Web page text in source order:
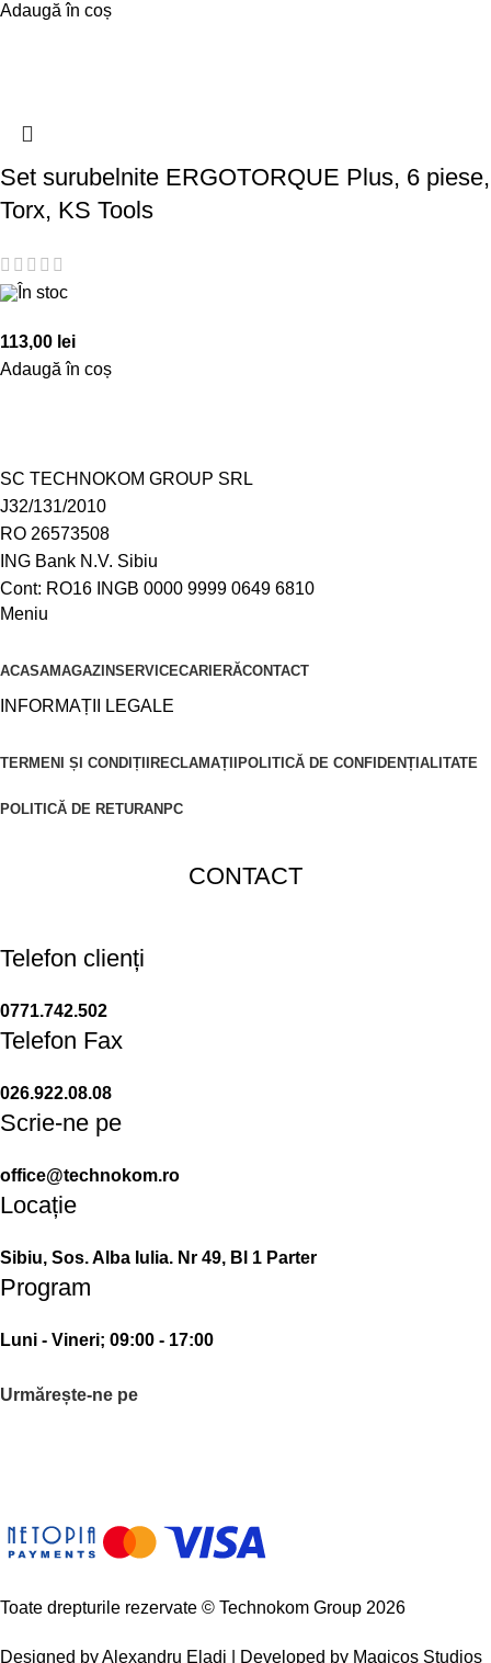
Adaugă în coș
Set surubelnite ERGOTORQUE Plus, 6 piese,
Torx, KS Tools
În stoc
113,00 lei
Adaugă în coș
SC TECHNOKOM GROUP SRL
J32/131/2010
RO 26573508
ING Bank N.V. Sibiu
Cont: RO16 INGB 0000 9999 0649 6810
Meniu
ACASAMAGAZINSERVICECARIERĂCONTACT
INFORMAȚII LEGALE
TERMENI ȘI CONDIȚIIRECLAMAȚIIPOLITICĂ DE CONFIDENȚIALITATE
POLITICĂ DE RETURANPC
CONTACT
Telefon clienți
0771.742.502
Telefon Fax
026.922.08.08
Scrie-ne pe
office@technokom.ro
Locație
Sibiu, Sos. Alba Iulia. Nr 49, Bl 1 Parter
Program
Luni - Vineri; 09:00 - 17:00
Urmărește-ne pe
Toate drepturile rezervate © Technokom Group 2026
Designed byAlexandru Eladi | Developed by Magicos Studios